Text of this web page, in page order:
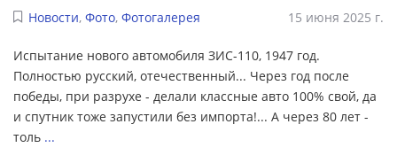
Новости, Фото, Фотогалерея 15 июня 2025 г.
Испытание нового автомобиля ЗИС-110, 1947 год.
Полностью русский, отечественный... Через год после
победы, при разрухе - делали классные авто 100% свой, да
и спутник тоже запустили без импорта!... А через 80 лет -
толь ...